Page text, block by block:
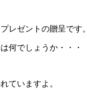
レゼントの贈呈です。
何でしょうか・・・
ていますよ。